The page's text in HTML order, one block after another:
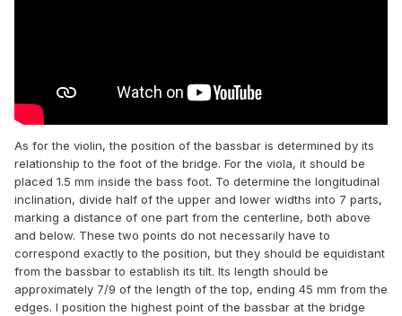
As for the violin, the position of the bassbar is determined by its
relationship to the foot of the bridge. For the viola, it should be
placed 1.5 mm inside the bass foot. To determine the longitudinal
inclination, divide half of the upper and lower widths into 7 parts,
marking a distance of one part from the centerline, both above
and below. These two points do not necessarily have to
correspond exactly to the position, but they should be equidistant
from the bassbar to establish its tilt. Its length should be
approximately 7/9 of the length of the top, ending 45 mm from the
edges. I position the highest point of the bassbar at the bridge